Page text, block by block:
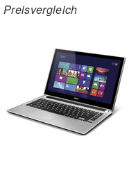
Preisvergleich